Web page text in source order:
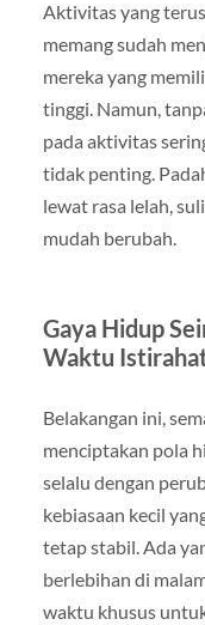
Aktivitas yang
memang sudah
mereka yang
tinggi. Namun,
pada aktivitas
tidak penting.
lewat rasa lelah,
mudah berubah.
Gaya Hidup
Waktu
Belakangan ini,
menciptakan pola
selalu dengan
kebiasaan kecil
tetap stabil. Ada
berlebihan di
waktu khusus